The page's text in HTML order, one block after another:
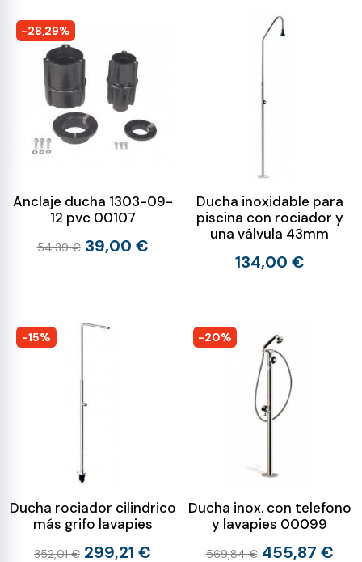
-28,29%
Anclaje ducha 1303-09-
12 pvc 00107
54,39 € 39,00 €
Ducha inoxidable para
piscina con rociador y
una válvula 43mm
134,00 €
-15%
Ducha rociador cilindrico
más grifo lavapies
352,01 € 299,21 €
-20%
Ducha inox. con telefono
y lavapies 00099
569,84 € 455,87 €